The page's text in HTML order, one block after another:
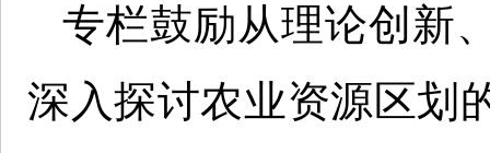
专栏鼓励从理论创新
深入探讨农业资源区划